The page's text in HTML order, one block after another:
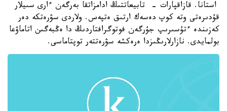
استانا. قازاقپارات - تابيعاتتىڭ ادامزاتقا بەرگەن ءارى سىيلار
قۇدىرەتى وتە كوپ دەسەك ارتىق ەتپەس. ولاردى سۋرەتكە دەر
كەزىندە ءتۇسىرىپ جۇرگەن فوتوگرافتاردىڭ دا ەڭبەگىن اتاماۋعا
بولمايدى. نازارلارىڭىزدا ەرەكشە سۋرەتتەر توپتاماسى.